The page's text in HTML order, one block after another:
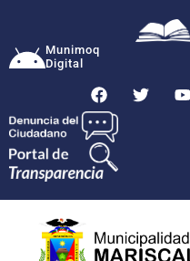
Munimoq
Digital